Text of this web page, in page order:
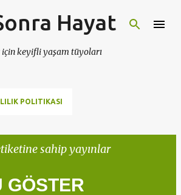
Ana içeriğe atlaHayat
keyifli yaşam tüyoları
POLITIKASI
sahip yayınlar
GÖSTER